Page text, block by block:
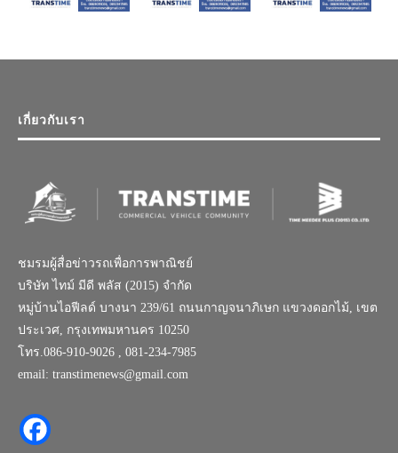
เกี่ยวกับเรา
ชมรมผู้สื่อข่าวรถเพื่อการพาณิชย์
บริษัท ไทม์ มีดี พลัส (2015) จำกัด
หมู่บ้านไอฟีลด์ บางนา 239/61 ถนนกาญจนาภิเษก แขวงดอกไม้, เขต
ประเวศ, กรุงเทพมหานคร 10250
โทร.086-910-9026 , 081-234-7985
email: transtimenews@gmail.com